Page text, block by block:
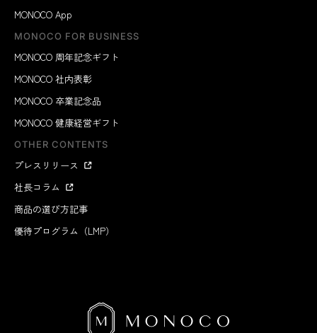
MONOCO App
MONOCO FOR BUSINESS
MONOCO 周年記念ギフト
MONOCO 社内表彰
MONOCO 卒業記念品
MONOCO 健康経営ギフト
OTHER CONTENTS
プレスリリース
社長コラム
商品の選び方記事
優待プログラム（LMP）